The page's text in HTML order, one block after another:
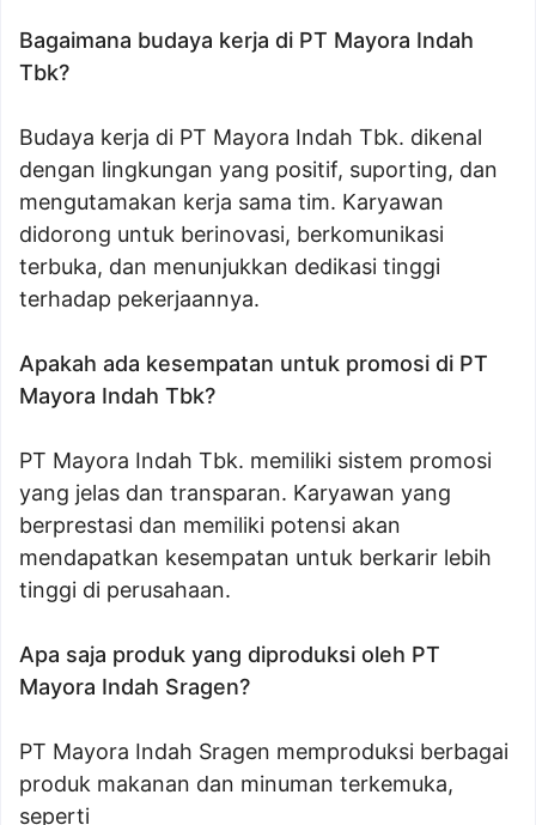
Bagaimana budaya kerja di PT Mayora Indah
Tbk?
Budaya kerja di PT Mayora Indah Tbk. dikenal
dengan lingkungan yang positif, suporting, dan
mengutamakan kerja sama tim. Karyawan
didorong untuk berinovasi, berkomunikasi
terbuka, dan menunjukkan dedikasi tinggi
terhadap pekerjaannya.
Apakah ada kesempatan untuk promosi di PT
Mayora Indah Tbk?
PT Mayora Indah Tbk. memiliki sistem promosi
yang jelas dan transparan. Karyawan yang
berprestasi dan memiliki potensi akan
mendapatkan kesempatan untuk berkarir lebih
tinggi di perusahaan.
Apa saja produk yang diproduksi oleh PT
Mayora Indah Sragen?
PT Mayora Indah Sragen memproduksi berbagai
produk makanan dan minuman terkemuka,
seperti